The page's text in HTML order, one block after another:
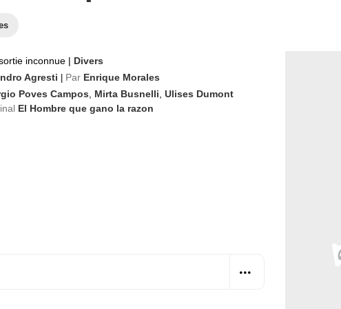
inconnue | Divers
Agresti
Par Enrique Morales
Poves Campos
Mirta Busnelli Ulises Dumont
El Hombre que gano la razon